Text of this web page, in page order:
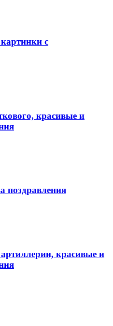
с
красивые и
поздравления
красивые и